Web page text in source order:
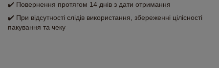
✔️ Повернення протягом 14 днів з дати отримання
✔️ При відсутності слідів використання, збереженні цілісності
пакування та чеку